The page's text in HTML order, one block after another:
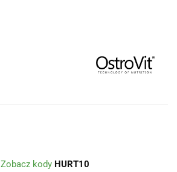
Zobacz kody HURT10